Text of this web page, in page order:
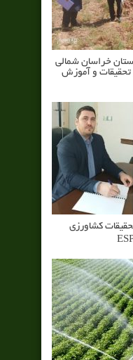
خراسان شمالی
و آموزش
کشاورزی